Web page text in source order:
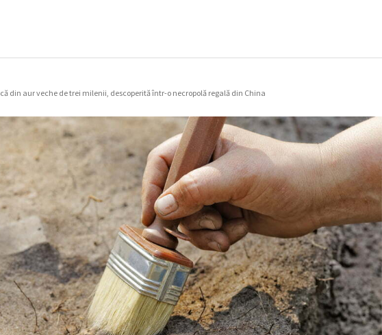
din aur veche de trei milenii, descoperită într-o necropolă regală din China